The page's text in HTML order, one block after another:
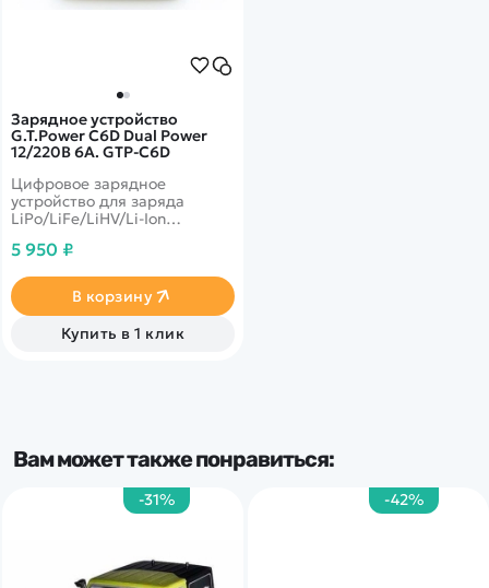
Зарядное устройство
G.T.Power C6D Dual Power
12/220В 6A. GTP-C6D
Цифровое зарядное
устройство для заряда
LiPo/LiFe/LiHV/Li-Ion
4S банок с максимальным
батарей типа NiMh/NiCd и
Pb. Включает функции
заряда, разряда,
циклирование и
5 950 ₽
В корзину
Купить в 1 клик
Вам может также понравиться:
-42%
-31%